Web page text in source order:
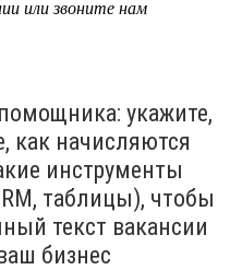
или звоните нам
укажите,
как начисляются
инструменты
таблицы), чтобы
текст вакансии
бизнес